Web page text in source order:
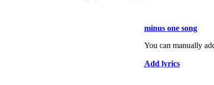
minus one song
You can manually
Add lyrics